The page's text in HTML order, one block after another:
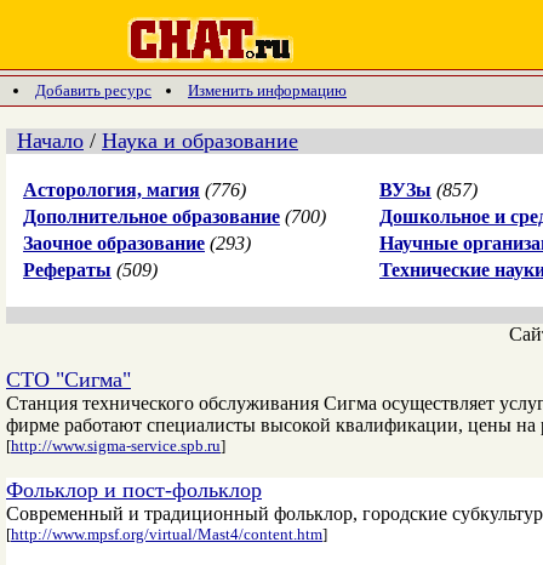
Добавить ресурс Изменить информацию
Начало / Наука и образование
Асторология, магия (776) ВУЗы (857)
Дополнительное образование (700)
Дошкольное и
Заочное образование (293)
Научные
Рефераты (509) Технические
СТО "Сигма"
Станция технического обслуживания Сигма осуществляет
фирме работают специалисты высокой квалификации, цены на
[http://www.sigma-service.spb.ru]
Фольклор и пост-фольклор
Современный и традиционный фольклор, городские
[http://www.mpsf.org/virtual/Mast4/content.htm]